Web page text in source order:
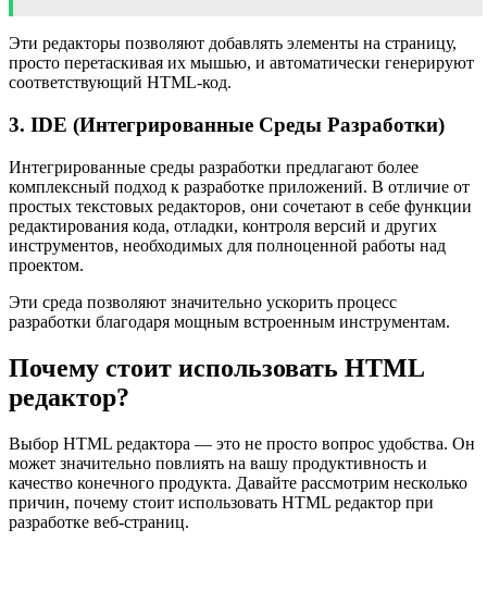
Эти редакторы позволяют добавлять элементы на страницу,
просто перетаскивая их мышью, и автоматически генерируют
соответствующий HTML-код.
3. IDE (Интегрированные Среды Разработки)
Интегрированные среды разработки предлагают более
комплексный подход к разработке приложений. В отличие от
простых текстовых редакторов, они сочетают в себе функции
редактирования кода, отладки, контроля версий и других
инструментов, необходимых для полноценной работы над
проектом.
Эти среда позволяют значительно ускорить процесс
разработки благодаря мощным встроенным инструментам.
Почему стоит использовать HTML
редактор?
Выбор HTML редактора — это не просто вопрос удобства. Он
может значительно повлиять на вашу продуктивность и
качество конечного продукта. Давайте рассмотрим несколько
причин, почему стоит использовать HTML редактор при
разработке веб-страниц.